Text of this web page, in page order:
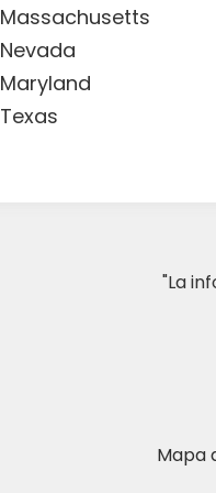
Massachusetts
Nevada
Maryland
Texas
"La
Mapa